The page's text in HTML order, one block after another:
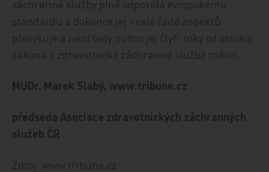
záchranné služby plně odpovídá evropskému
standardu a dokonce jej v celé řadě aspektů
převyšuje a není tedy nutno jej čtyři roky od vzniku
zákona o zdravotnické záchranné službě měnit.
MUDr. Marek Slabý, www.tribune.cz
předseda Asociace zdravotnických záchranných
služeb ČR
Zdroj: www.tribune.cz